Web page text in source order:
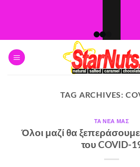
TAG ARCHIVES:
ΤΑ ΝΈΑ ΜΑΣ
Όλοι μαζί θα
του COVID-